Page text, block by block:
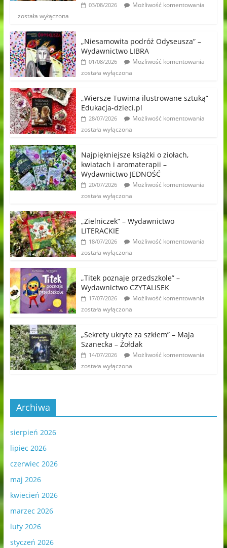
03/08/2026
Możliwość komentowania
została wyłączona
„Niesamowita podróż Odyseusza” –
Wydawnictwo LIBRA
01/08/2026
Możliwość komentowania
została wyłączona
„Wiersze Tuwima ilustrowane sztuką”
Edukacja-dzieci.pl
28/07/2026
Możliwość komentowania
została wyłączona
Najpiękniejsze książki o ziołach,
kwiatach i aromaterapii –
Wydawnictwo JEDNOŚĆ
20/07/2026
Możliwość komentowania
została wyłączona
„Zielniczek” – Wydawnictwo
LITERACKIE
18/07/2026
Możliwość komentowania
została wyłączona
„Titek poznaje przedszkole” –
Wydawnictwo CZYTALISEK
17/07/2026
Możliwość komentowania
została wyłączona
„Sekrety ukryte za szkłem” – Maja
Szanecka – Żołdak
14/07/2026
Możliwość komentowania
została wyłączona
Archiwa
sierpień 2026
lipiec 2026
czerwiec 2026
maj 2026
kwiecień 2026
marzec 2026
luty 2026
styczeń 2026